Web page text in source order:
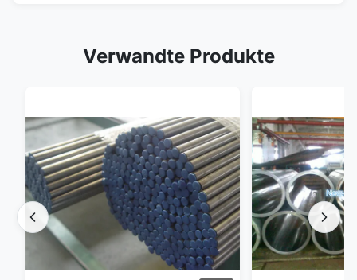
Verwandte Produkte